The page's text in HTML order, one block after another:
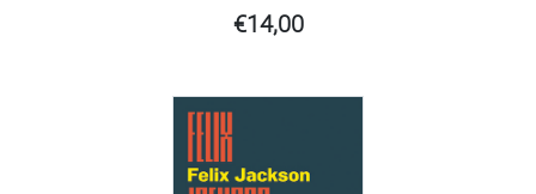
€14,00